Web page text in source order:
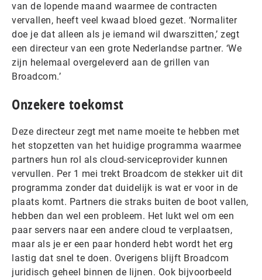
van de lopende maand waarmee de contracten
vervallen, heeft veel kwaad bloed gezet. ‘Normaliter
doe je dat alleen als je iemand wil dwarszitten,’ zegt
een directeur van een grote Nederlandse partner. ‘We
zijn helemaal overgeleverd aan de grillen van
Broadcom.’
Onzekere toekomst
Deze directeur zegt met name moeite te hebben met
het stopzetten van het huidige programma waarmee
partners hun rol als cloud-serviceprovider kunnen
vervullen. Per 1 mei trekt Broadcom de stekker uit dit
programma zonder dat duidelijk is wat er voor in de
plaats komt. Partners die straks buiten de boot vallen,
hebben dan wel een probleem. Het lukt wel om een
paar servers naar een andere cloud te verplaatsen,
maar als je er een paar honderd hebt wordt het erg
lastig dat snel te doen. Overigens blijft Broadcom
juridisch geheel binnen de lijnen. Ook bijvoorbeeld